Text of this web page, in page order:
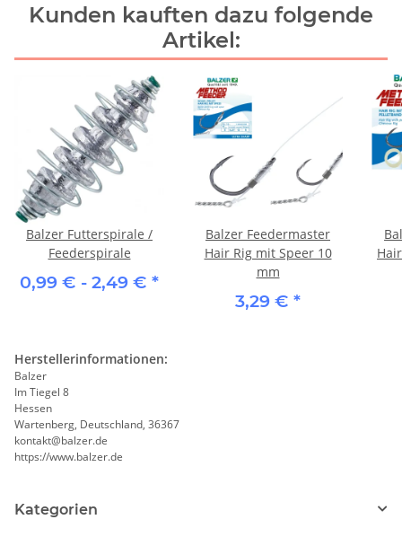
Kunden kauften dazu folgende
Artikel:
Balzer Futterspirale /
Feederspirale
0,99 € - 2,49 € *
Balzer Feedermaster
Hair Rig mit Speer 10
mm
3,29 € *
Herstellerinformationen:
Balzer
Im Tiegel 8
Hessen
Wartenberg, Deutschland, 36367
kontakt@balzer.de
https://www.balzer.de
Kategorien